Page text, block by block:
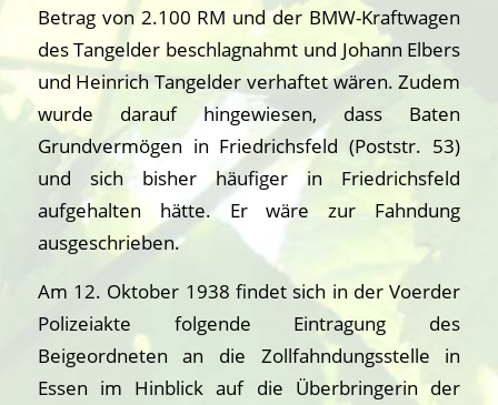
Betrag von 2.100 RM und der BMW-Kraftwagen
des Tangelder beschlagnahmt und Johann Elbers
und Heinrich Tangelder verhaftet wären. Zudem
wurde darauf hingewiesen, dass Baten
Grundvermögen in Friedrichsfeld (Poststr. 53)
und sich bisher häufiger in Friedrichsfeld
aufgehalten hätte. Er wäre zur Fahndung
ausgeschrieben.
Am 12. Oktober 1938 findet sich in der Voerder
Polizeiakte folgende Eintragung des
Beigeordneten an die Zollfahndungsstelle in
Essen im Hinblick auf die Überbringerin der